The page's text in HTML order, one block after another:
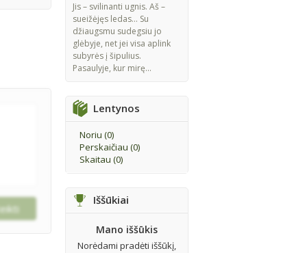
Jis – svilinanti ugnis. Aš –
sueižėjęs ledas... Su
džiaugsmu sudegsiu jo
glėbyje, net jei visa aplink
subyrės į šipulius.
Pasaulyje, kur mirę...
Lentynos
Noriu (0)
Perskaičiau (0)
Skaitau (0)
Iššūkiai
Mano iššūkis
Norėdami pradėti iššūkį,